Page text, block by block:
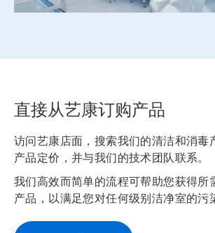
直接从艺康订购产品
访问艺康店面，搜索我们的清洁和消毒
产品定价，并与我们的技术团队联系。
我们高效而简单的流程可帮助您获得所
产品，以满足您对任何级别洁净室的污